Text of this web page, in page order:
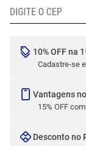
10% OFF na
Cadastre-se
Vantagens
15% OFF
Desconto no